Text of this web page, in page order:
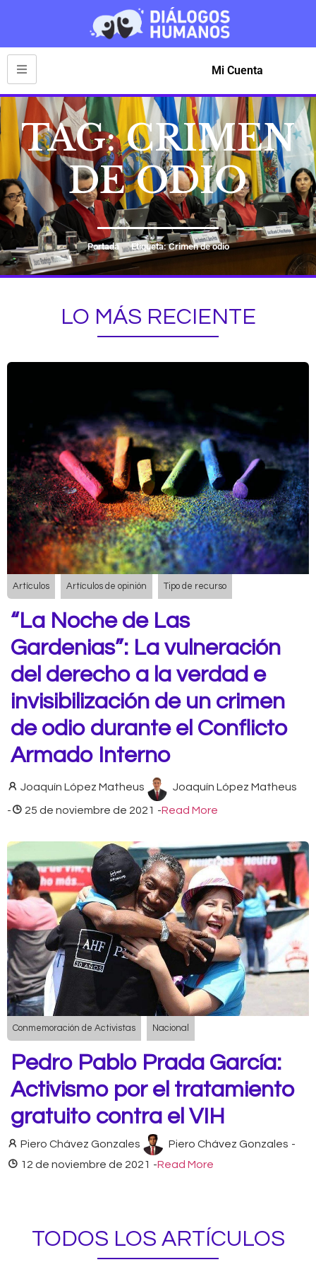
Mi Cuenta
TAG: CRIMEN
DE ODIO
Portada Etiqueta: Crimen de odio
LO MÁS RECIENTE
Artículos Artículos de opinión Tipo de recurso
“La Noche de Las
Gardenias”: La vulneración
del derecho a la verdad e
invisibilización de un crimen
de odio durante el Conflicto
Armado Interno
Joaquín López Matheus Joaquín López Matheus
- 25 de noviembre de 2021 -Read More
Conmemoración de Activistas Nacional
Pedro Pablo Prada García:
Activismo por el tratamiento
gratuito contra el VIH
Piero Chávez Gonzales Piero Chávez Gonzales -
12 de noviembre de 2021 -Read More
TODOS LOS ARTÍCULOS